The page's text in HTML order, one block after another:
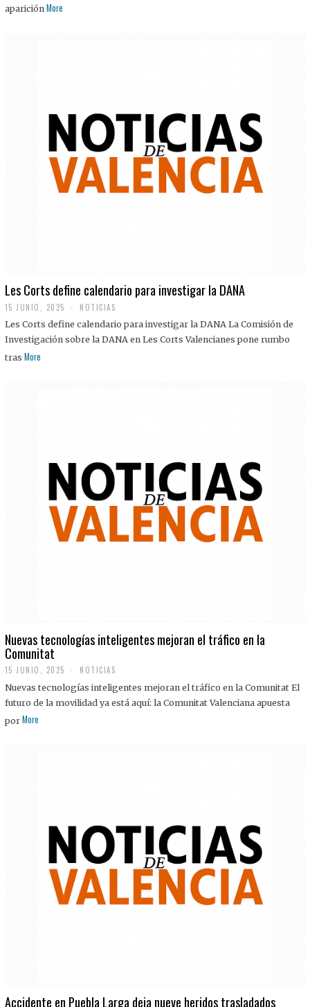
aparición More
Les Corts define calendario para investigar la DANA
15 JUNIO, 2025 NOTICIAS
Les Corts define calendario para investigar la DANA La Comisión de
Investigación sobre la DANA en Les Corts Valencianes pone rumbo
tras More
Nuevas tecnologías inteligentes mejoran el tráfico en la
Comunitat
15 JUNIO, 2025 NOTICIAS
Nuevas tecnologías inteligentes mejoran el tráfico en la Comunitat El
futuro de la movilidad ya está aquí: la Comunitat Valenciana apuesta
por More
Accidente en Puebla Larga deja nueve heridos trasladados